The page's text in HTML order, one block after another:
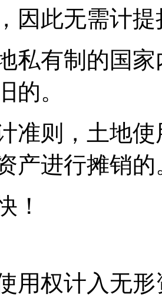
因此无需计提
私有制的国
的。
准则，土地
产进行摊销的
！
用权计入无